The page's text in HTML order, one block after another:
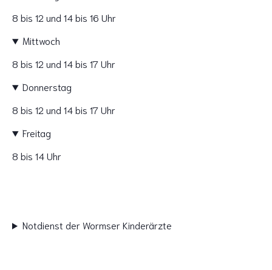
8 bis 12 und 14 bis 16 Uhr
Mittwoch
8 bis 12 und 14 bis 17 Uhr
Donnerstag
8 bis 12 und 14 bis 17 Uhr
Freitag
8 bis 14 Uhr
Notdienst der Wormser Kinderärzte